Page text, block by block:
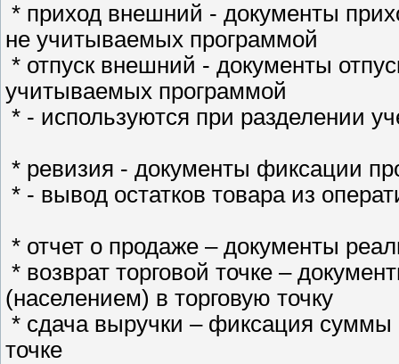
* приход внешний - документы
не учитываемых программой
* отпуск внешний - документы
учитываемых программой
* - используются при разделении
* ревизия - документы фиксации
* - вывод остатков товара из
* отчет о продаже – документы
* возврат торговой точке –
(населением) в торговую точку
* сдача выручки – фиксация суммы
точке